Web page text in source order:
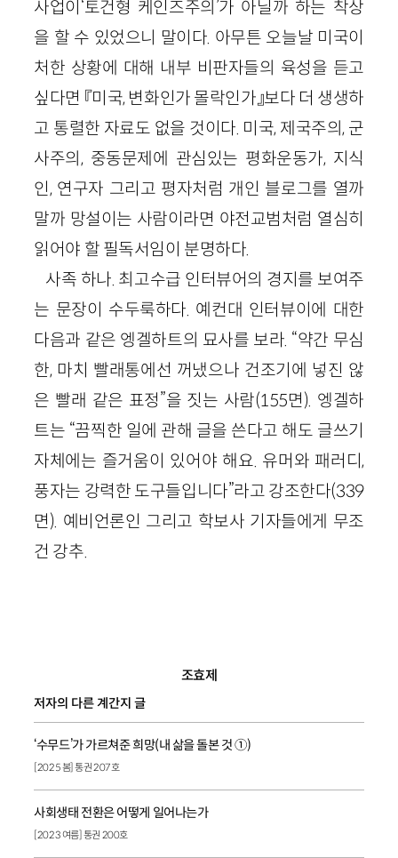
사업이‘토건형 케인즈주의’가 아닐까 하는 착상
을 할 수 있었으니 말이다. 아무튼 오늘날 미국이
처한 상황에 대해 내부 비판자들의 육성을 듣고
싶다면 『미국, 변화인가 몰락인가』보다 더 생생하
고 통렬한 자료도 없을 것이다. 미국, 제국주의, 군
사주의, 중동문제에 관심있는 평화운동가, 지식
인, 연구자 그리고 평자처럼 개인 블로그를 열까
말까 망설이는 사람이라면 야전교범처럼 열심히
읽어야 할 필독서임이 분명하다.
사족 하나. 최고수급 인터뷰어의 경지를 보여주
는 문장이 수두룩하다. 예컨대 인터뷰이에 대한
다음과 같은 엥겔하트의 묘사를 보라. “약간 무심
한, 마치 빨래통에선 꺼냈으나 건조기에 넣진 않
은 빨래 같은 표정”을 짓는 사람(155면). 엥겔하
트는 “끔찍한 일에 관해 글을 쓴다고 해도 글쓰기
자체에는 즐거움이 있어야 해요. 유머와 패러디,
풍자는 강력한 도구들입니다”라고 강조한다(339
면). 예비언론인 그리고 학보사 기자들에게 무조
건 강추.
조효제
저자의 다른 계간지 글
‘수무드’가 가르쳐준 희망(내 삶을 돌본 것 ①)
[2025 봄] 통권 207호
사회생태 전환은 어떻게 일어나는가
[2023 여름] 통권 200호